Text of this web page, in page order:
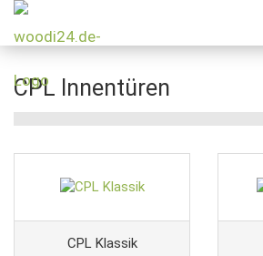
CPL Innentüren
CPL Klassik